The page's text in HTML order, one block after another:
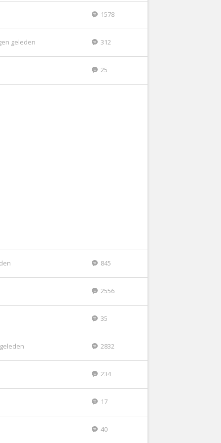
1578
geleden 312
25
845
2556
35
2832
234
17
40